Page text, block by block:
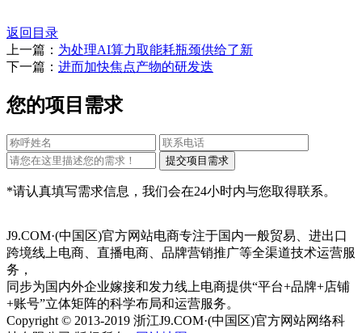
返回目录
上一篇： 为处理AI算力取能耗瓶颈供给了新
下一篇： 进而加快焦点产物的研发迭
您的项目需求
*请认真填写需求信息，我们会在24小时内与您取得联系。
J9.COM·(中国区)官方网站电商专注于国内一般贸易、进出口
跨境线上电商、直播电商、品牌营销推广等全渠道技术运营服
务，
同步为国内外企业嫁接和发力线上电商提供“平台+品牌+店铺
+账号”立体矩阵的科学布局和运营服务。
Copyright © 2013-2019 浙江J9.COM·(中国区)官方网站网络科